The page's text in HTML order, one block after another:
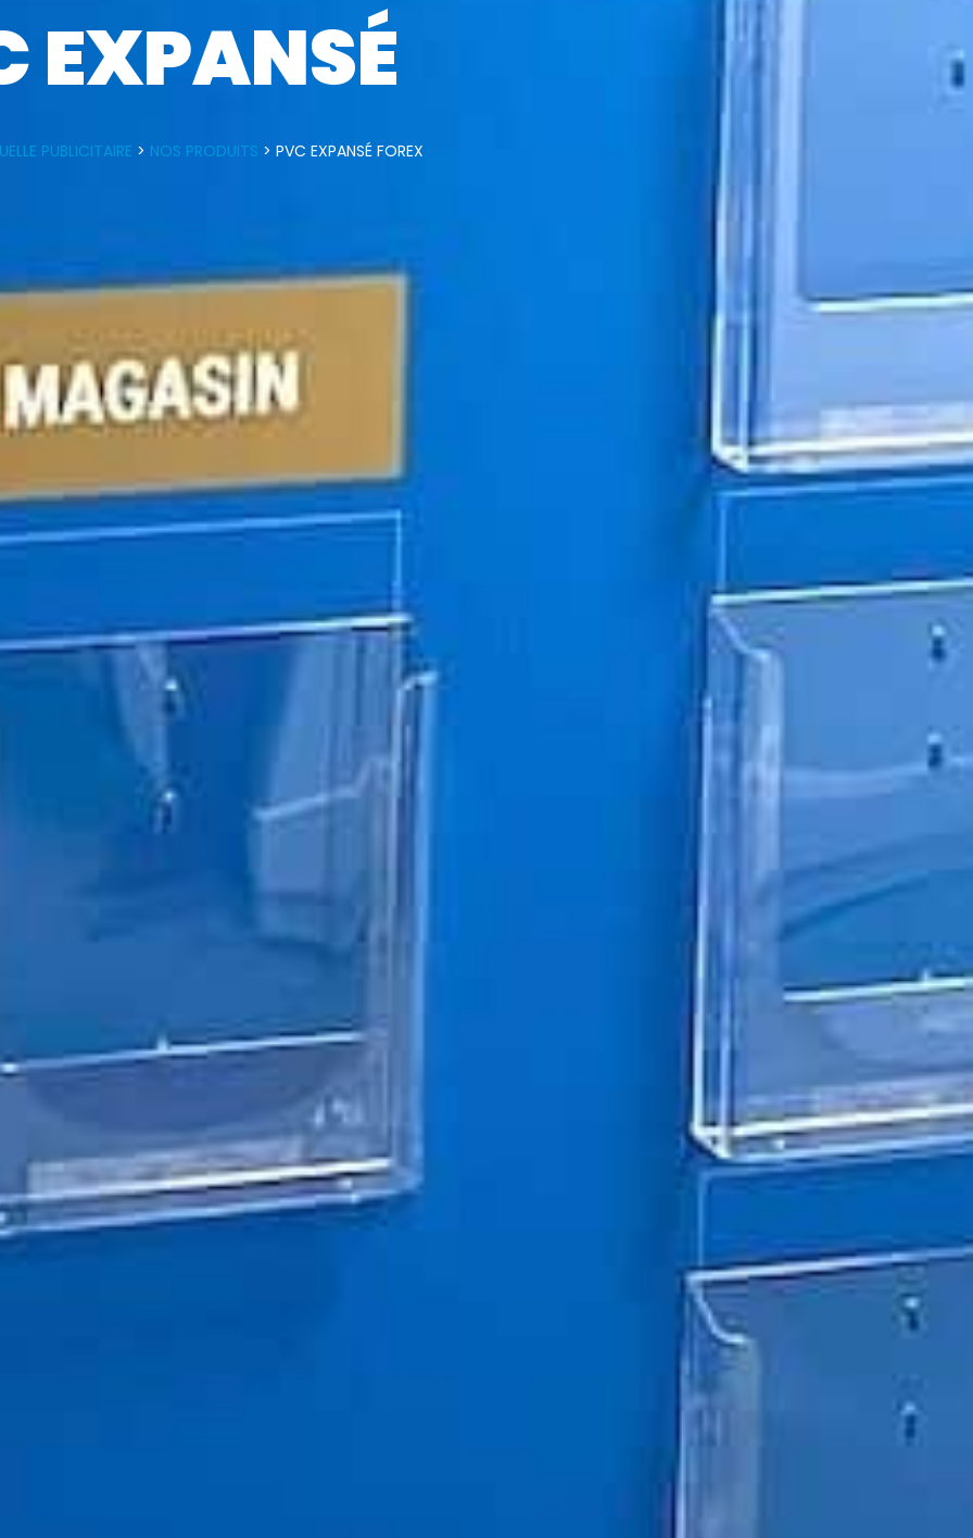
EXPANSÉ
PUBLICITAIRE > NOS PRODUITS > PVC EXPANSÉ FOREX